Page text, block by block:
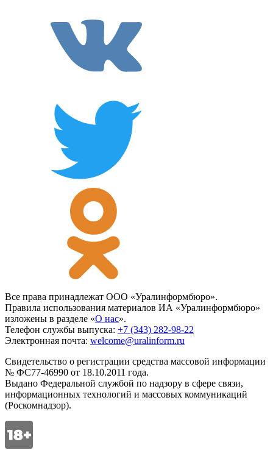
Все права принадлежат ООО «Уралинформбюро».
Правила использования материалов ИА «Уралинформбюро»
изложены в разделе «О нас».
Телефон службы выпуска: +7 (343) 282-98-22
Электронная почта: welcome@uralinform.ru
Свидетельство о регистрации средства массовой информации
№ ФС77-46990 от 18.10.2011 года.
Выдано Федеральной службой по надзору в сфере связи,
информационных технологий и массовых коммуникаций
(Роскомнадзор).